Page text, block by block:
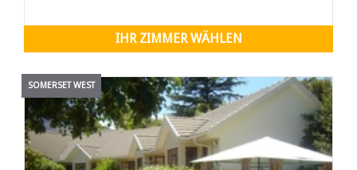
Berghängen gelegenIHR ZIMMER WÄHLEN
SOMERSET WEST